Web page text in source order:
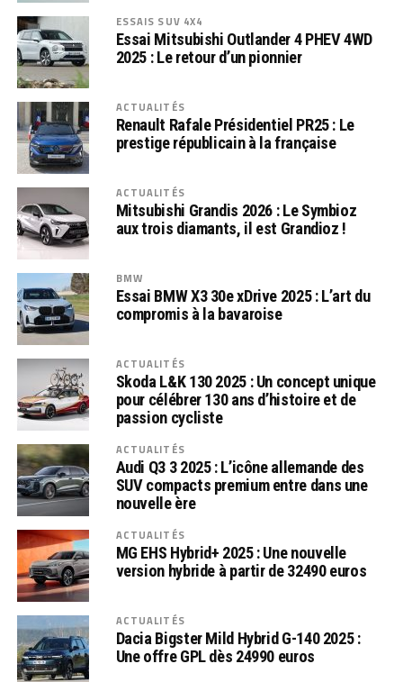
ESSAIS SUV 4X4
Essai Mitsubishi Outlander 4 PHEV 4WD
2025 : Le retour d’un pionnier
ACTUALITÉS
Renault Rafale Présidentiel PR25 : Le
prestige républicain à la française
ACTUALITÉS
Mitsubishi Grandis 2026 : Le Symbioz
aux trois diamants, il est Grandioz !
BMW
Essai BMW X3 30e xDrive 2025 : L’art du
compromis à la bavaroise
ACTUALITÉS
Skoda L&K 130 2025 : Un concept unique
pour célébrer 130 ans d’histoire et de
passion cycliste
ACTUALITÉS
Audi Q3 3 2025 : L’icône allemande des
SUV compacts premium entre dans une
nouvelle ère
ACTUALITÉS
MG EHS Hybrid+ 2025 : Une nouvelle
version hybride à partir de 32490 euros
ACTUALITÉS
Dacia Bigster Mild Hybrid G-140 2025 :
Une offre GPL dès 24990 euros